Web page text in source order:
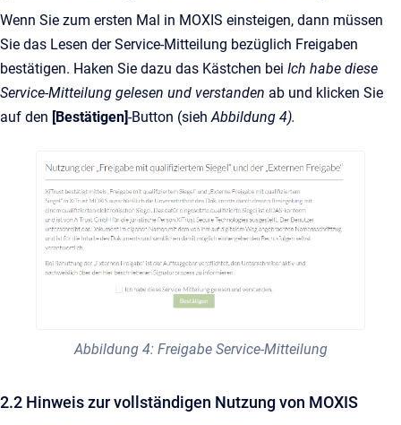
Wenn Sie zum ersten Mal in MOXIS einsteigen, dann müssen
Sie das Lesen der Service-Mitteilung bezüglich Freigaben
bestätigen. Haken Sie dazu das Kästchen bei Ich habe diese
Service-Mitteilung gelesen und verstanden ab und klicken Sie
auf den [Bestätigen]-Button (siehAbbildung 4).
Abbildung 4: Freigabe Service-Mitteilung
2.2 Hinweis zur vollständigen Nutzung von MOXIS